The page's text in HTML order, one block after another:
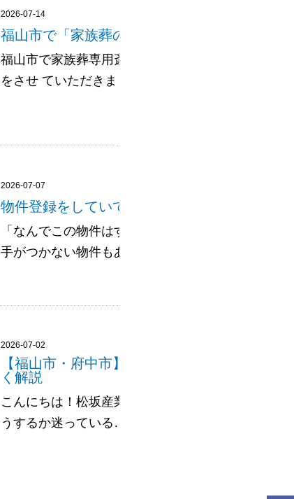
2026-07-14
福山市で「家族葬の飛鳥会館 春日斎場」 を施
福山市で家族葬専用斎場を展開されている、 家族
をさせ ていただきました。 福山市春日町に2025年
2026-07-07
物件登録をしていて気づいた！売れやすい物
「なんでこの物件はすぐ売れたんだろう？」 「同
手がつかない物件もあるよな…」 日々、物件の登
2026-07-02
【福山市・府中市】不動産査定って何をする
く解説
こんにちは！松坂産業です🌸 「家を売ろうかな…
うするか迷っている…」 そんなときに、まず気に